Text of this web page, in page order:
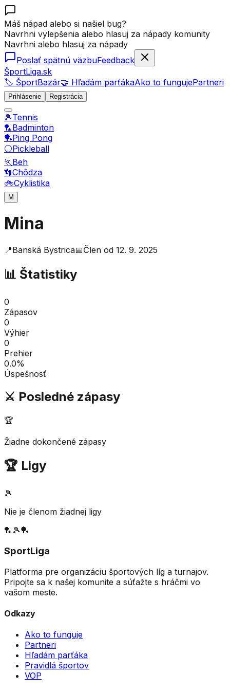
Máš nápad alebo si našiel bug?
Navrhni vylepšenia alebo hlasuj za nápady komunity
Navrhni alebo hlasuj za nápady
Poslať spätnú väzbuFeedback
ŠportLiga.sk
🏷️ ŠportBazár🤝 Hľadám parťákaAko to fungujePartneri
Prihlásenie Registrácia
🎾Tennis
🏸Badminton
🏓Ping Pong
⚪Pickleball
🏃Beh
👣Chôdza
🚲Cyklistika
M
Mina
📍Banská Bystrica📅Člen od 12. 9. 2025
📊 Štatistiky
0
Zápasov
0
Výhier
0
Prehier
0.0%
Úspešnosť
⚔️ Posledné zápasy
🏆
Žiadne dokončené zápasy
🏆 Ligy
🎾
Nie je členom žiadnej ligy
🏸 🎾🏓
SportLiga
Platforma pre organizáciu športových líg a turnajov.
Pripojte sa k našej komunite a súťažte s hráčmi vo
vašom meste.
Odkazy
Ako to funguje
Partneri
Hľadám parťáka
Pravidlá športov
VOP